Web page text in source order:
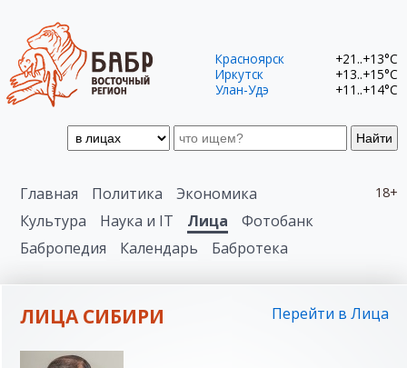
Найти
Красноярск
+21..+13°C
Иркутск
+13..+15°C
Улан-Удэ
+11..+14°C
18+
Главная Политика
Экономика
Культура
Наука и IT Лица
Фотобанк
Бабропедия
Календарь Бабротека
ЛИЦА СИБИРИ Перейти в Лица